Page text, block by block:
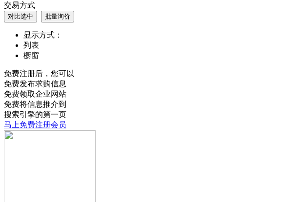
交易方式
显示方式：
列表
橱窗
免费注册后，您可以
免费发布求购信息
免费领取企业网站
免费将信息推介到
搜索引擎的第一页
马上免费注册会员